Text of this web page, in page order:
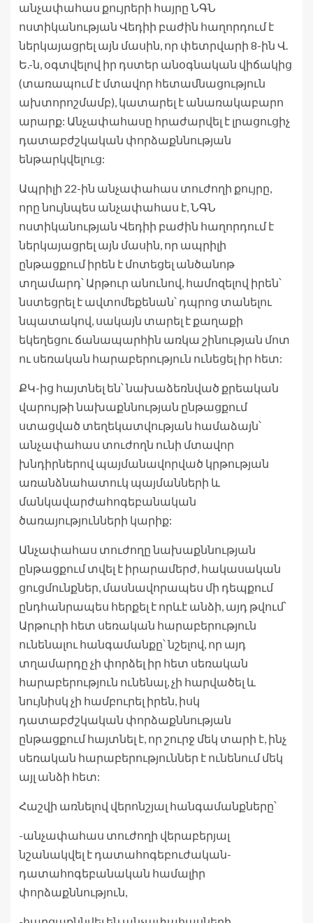
անչափահաս քույրերի հայրը ՆԳՆ
ոստիկանության Վեդիի բաժին հաղորդում է
ներկայացրել այն մասին, որ փետրվարի 8-ին Վ.
Ե.-ն, օգտվելով իր դստեր անօգնական վիճակից
(տառապում է մտավոր հետամնացություն
ախտորոշմամբ), կատարել է անառակաբարո
արարք: Անչափահասը հրաժարվել է լրացուցիչ
դատաբժշկական փորձաքննության
ենթարկվելուց:
Ապրիլի 22-ին անչափահաս տուժողի քույրը,
որը նույնպես անչափահաս է, ՆԳՆ
ոստիկանության Վեդիի բաժին հաղորդում է
ներկայացրել այն մասին, որ ապրիլի
ընթացքում իրեն է մոտեցել անծանոթ
տղամարդ՝ Արթուր անունով, համոզելով իրեն՝
նստեցրել է ավտոմեքենան՝ դպրոց տանելու
նպատակով, սակայն տարել է քաղաքի
եկեղեցու ճանապարհին առկա շինության մոտ
ու սեռական հարաբերություն ունեցել իր հետ:
ՔԿ-ից հայտնել են՝ նախաձեռնված քրեական
վարույթի նախաքննության ընթացքում
ստացված տեղեկատվության համաձայն՝
անչափահաս տուժողն ունի մտավոր
խնդիրներով պայմանավորված կրթության
առանձնահատուկ պայմանների և
մանկավարժահոգեբանական
ծառայությունների կարիք:
Անչափահաս տուժողը նախաքննության
ընթացքում տվել է իրարամերժ, հակասական
ցուցմունքներ, մասնավորապես մի դեպքում
ընդհանրապես հերքել է որևէ անձի, այդ թվում՝
Արթուրի հետ սեռական հարաբերություն
ունենալու հանգամանքը՝ նշելով, որ այդ
տղամարդը չի փորձել իր հետ սեռական
հարաբերություն ունենալ, չի հարվածել և
նույնիսկ չի համբուրել իրեն, իսկ
դատաբժշկական փորձաքննության
ընթացքում հայտնել է, որ շուրջ մեկ տարի է, ինչ
սեռական հարաբերություններ է ունենում մեկ
այլ անձի հետ:
Հաշվի առնելով վերոնշյալ հանգամանքները՝
-անչափահաս տուժողի վերաբերյալ
նշանակվել է դատահոգեբուժական-
դատահոգեբանական համալիր
փորձաքննություն,